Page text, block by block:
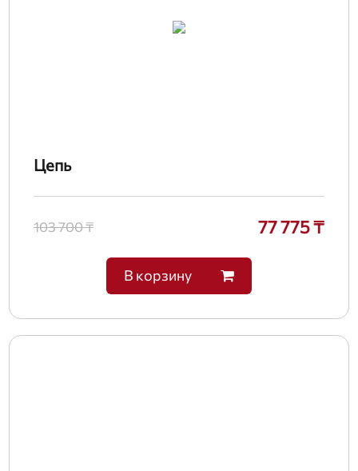
Цепь
103 700 ₸ 77 775 ₸
В корзину